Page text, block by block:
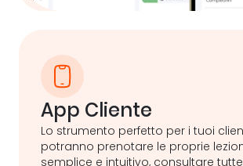
App Cliente
Lo strumento perfetto per i tuoi
potranno prenotare le proprie
semplice e intuitivo, consultare